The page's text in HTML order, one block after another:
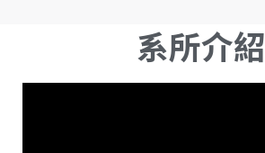
系所介紹